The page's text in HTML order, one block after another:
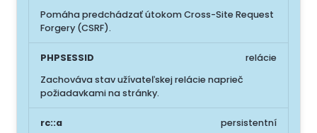
Pomáha predchádzať útokom Cross-Site Request
Forgery (CSRF).
PHPSESSID
Zachováva stav užívateľskej relácie naprieč
požiadavkami na stránky.
relácie
rc::a
persistentní